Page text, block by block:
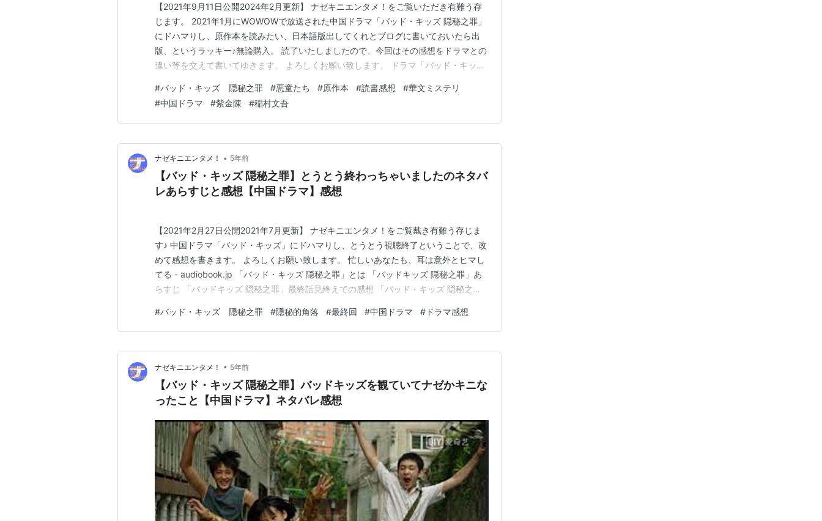
【2021年9月11日公開2024年2月更新】 ナゼキニエンタメ！をご覧いただき有難う存
じます。 2021年1月にWOWOWで放送された中国ドラマ「バッド・キッズ 隠秘之罪」
にドハマりし、原作本を読みたい、日本語版出してくれとブログに書いておいたら出
版、というラッキー♪無論購入。 読了いたしましたので、今回はその感想をドラマとの
違い等を交えて書いてゆきます。 よろしくお願い致します。 ドラマ「バッド・キッズ
隠秘之罪」と原作『悪童たち』相違点 同じ部分 相違点 『悪童たち』ネタバレ感想 ド
ラマ「バッド・キッズ …
#バッド・キッズ 隠秘之罪 #悪童たち #原作本 #読書感想 #華文ミステリ
#中国ドラマ #紫金陳 #稲村文吾
ナゼキニエンタメ！ • 5年前
【バッド・キッズ 隠秘之罪】とうとう終わっちゃいましたのネタバ
レあらすじと感想【中国ドラマ】感想
【2021年2月27日公開2021年7月更新】 ナゼキニエンタメ！をご覧戴き有難う存じま
す♪ 中国ドラマ「バッド・キッズ」にドハマりし、とうとう視聴終了ということで、改
めて感想を書きます。 よろしくお願い致します。 忙しいあなたも、耳は意外とヒマし
てる - audiobook.jp 「バッド・キッズ 隠秘之罪」とは 「バッドキッズ 隠秘之罪」あ
らすじ 「バッドキッズ 隠秘之罪」最終話見終えての感想 「バッド・キッズ 隠秘之
ている中国クライムサスペンスドラマ↓（※放送は終了しました） www.wowow.co…
#バッド・キッズ 隠秘之罪 #隠秘的角落 #最終回 #中国ドラマ # ドラマ感想
ナゼキニエンタメ！ • 5年前
【バッド・キッズ 隠秘之罪】バッドキッズを観ていてナゼかキニな
ったこと【中国ドラマ】ネタバレ感想